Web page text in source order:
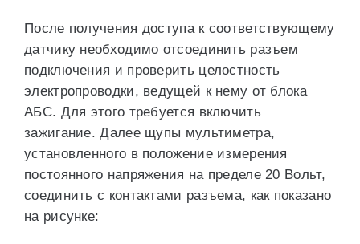
После получения доступа к соответствующему
датчику необходимо отсоединить разъем
подключения и проверить целостность
электропроводки, ведущей к нему от блока
АБС. Для этого требуется включить
зажигание. Далее щупы мультиметра,
установленного в положение измерения
постоянного напряжения на пределе 20 Вольт,
соединить с контактами разъема, как показано
на рисунке: